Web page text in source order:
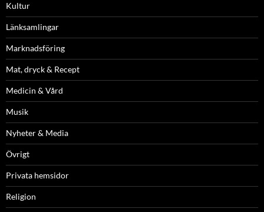
Kultur
Länksamlingar
Marknadsföring
Mat, dryck & Recept
Medicin & Vård
Musik
Nyheter & Media
Övrigt
Privata hemsidor
Religion